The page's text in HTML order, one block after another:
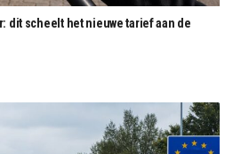
dit scheelt het nieuwe tarief aan de